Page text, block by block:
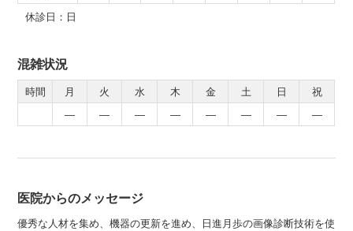
休診日：日
混雑状況
時間 月 火 水 木 金 土 日
祝
―
― ― ― ― ― ― ―
医院からのメッセージ
優秀な人材を集め、機器の更新を進め、日進月歩の画像診断技術を使